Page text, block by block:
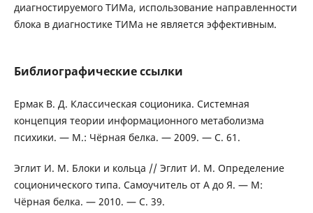
диагностируемого ТИМа, использование направленности
блока в диагностике ТИМа не является эффективным.
Библиографические ссылки
Ермак В. Д. Классическая соционика. Системная
концепция теории информационного метаболизма
психики. — М.: Чёрная белка. — 2009. — С. 61.
Эглит И. М. Блоки и кольца // Эглит И. М. Определение
соционического типа. Самоучитель от А до Я. — М:
Чёрная белка. — 2010. — С. 39.